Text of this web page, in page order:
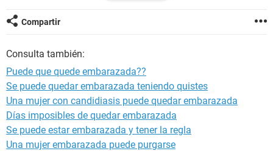
el liquido esmnpeso a andar por tod el cuerpo den pene
(dentro del condo) hay posibilidad de que se salga y mi
tengo 17 años ayudenme por favor
Compartir
Consulta también:
Puede que quede embarazada??
Se puede quedar embarazada teniendo quistes
Una mujer con candidiasis puede quedar embarazada
Días imposibles de quedar embarazada
Se puede estar embarazada y tener la regla
Una mujer embarazada puede purgarse